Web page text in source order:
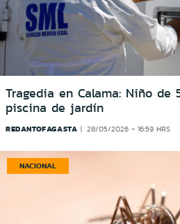
Tragedia en Calama: Niño de
piscina de jardín
REDANTOFAGASTA 28/05/2026 - 16:59 HRS
NACIONAL